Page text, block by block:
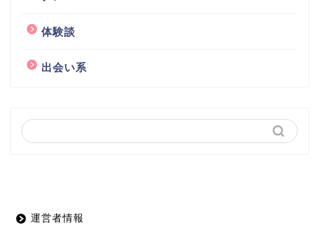
体験談
出会い系
運営者情報